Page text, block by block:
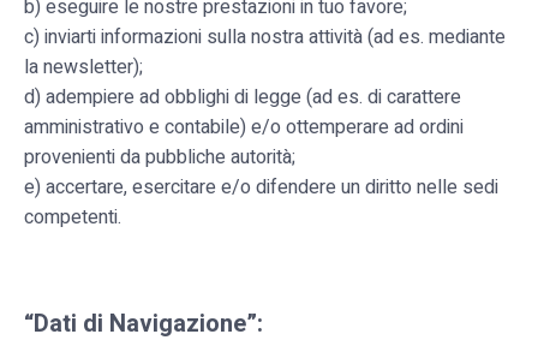
b) eseguire le nostre prestazioni in tuo favore;
c) inviarti informazioni sulla nostra attività (ad es. mediante
la newsletter);
d) adempiere ad obblighi di legge (ad es. di carattere
amministrativo e contabile) e/o ottemperare ad ordini
provenienti da pubbliche autorità;
e) accertare, esercitare e/o difendere un diritto nelle sedi
competenti.
“Dati di Navigazione”: